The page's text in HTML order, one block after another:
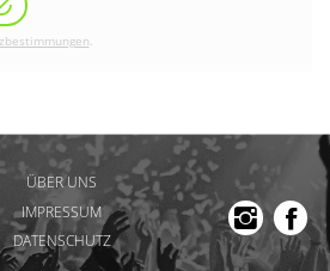
.
ÜBER UNS
IMPRESSUM
DATENSCHUTZ